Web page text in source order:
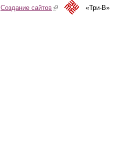
Создание сайтов(link is external)«Три-В»